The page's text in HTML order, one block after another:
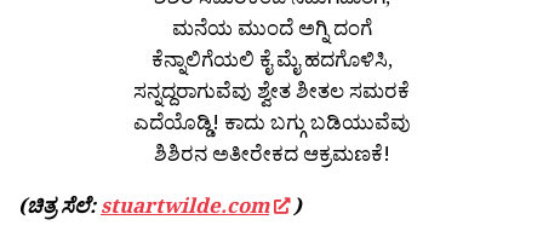
ಮನೆಯ ಮುಂದೆ ಅಗ್ನಿ ದಂಗೆ
ಕೆನ್ನಾಲಿಗೆಯಲಿ ಕೈ ಮೈ ಹದಗೊಳಿಸಿ,
ಸನ್ನದ್ದರಾಗುವೆವು ಶ್ವೇತ ಶೀತಲ ಸಮರಕೆ
ಎದೆಯೊಡ್ಡಿ! ಕಾದು ಬಗ್ಗು ಬಡಿಯುವೆವು
ಶಿಶಿರನ ಅತೀರೇಕದ ಆಕ್ರಮಣಕೆ!
(ಚಿತ್ರ ಸೆಲೆ:stuartwilde.com )